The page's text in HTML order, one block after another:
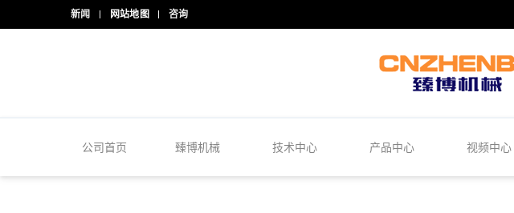
新闻 网站地图 咨询
公司首页 臻博机械 技术中心 产品中心 视频中心